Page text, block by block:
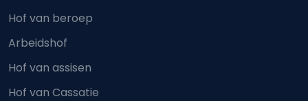
Hof van beroep
Arbeidshof
Hof van assisen
Hof van Cassatie